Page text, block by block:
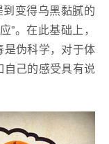
变得乌黑黏腻的
”。在此基础上，
伪科学，对于体
己的感受具有说